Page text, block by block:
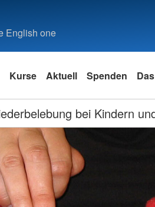
English one
Kurse Aktuell Spenden
bei Kindern